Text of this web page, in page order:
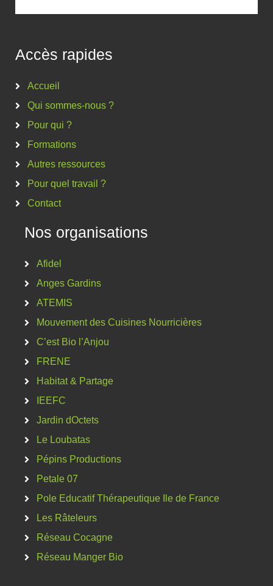
Accès rapides
Accueil
Qui sommes-nous ?
Pour qui ?
Formations
Autres ressources
Pour quel travail ?
Contact
Nos organisations
Afidel
Anges Gardins
ATEMIS
Mouvement des Cuisines Nourricières
C’est Bio l’Anjou
FRENE
Habitat & Partage
IEEFC
Jardin dOctets
Le Loubatas
Pépins Productions
Petale 07
Pole Educatif Thérapeutique Ile de France
Les Râteleurs
Réseau Cocagne
Réseau Manger Bio